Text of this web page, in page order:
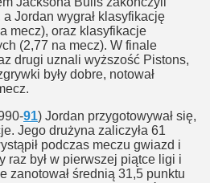
Jordan wygrał klasyfikację
mecz), oraz klasyfikacje
(2,77 na mecz). W finale
drugi uznali wyższość Pistons,
były dobre, notował
91) Jordan przygotowywał się,
Jego drużyna zaliczyła 61
podczas meczu gwiazd i
raz był w pierwszej piątce ligi i
zanotował średnią 31,5 punktu